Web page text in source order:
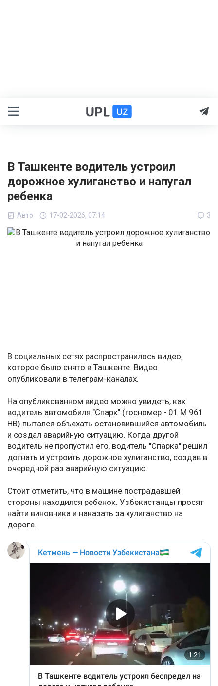
В Ташкенте водитель устроил
дорожное хулиганство и напугал
ребенка
Авто 17-02-2026, 07:14 3
В социальных сетях распространилось видео,
которое было снято в Ташкенте. Видео
опубликовали в телеграм-каналах.
На опубликованном видео можно увидеть, как
водитель автомобиля "Спарк" (госномер - 01 М 961
HB) пытался объехать остановившийся автомобиль
и создал аварийную ситуацию. Когда другой
водитель не пропустил его, водитель "Спарка" решил
догнать и устроить дорожное хулиганство, создав в
очередной раз аварийную ситуацию.
Стоит отметить, что в машине пострадавшей
стороны находился ребенок. Узбекистанцы просят
найти виновника и наказать за хулиганство на
дороге.